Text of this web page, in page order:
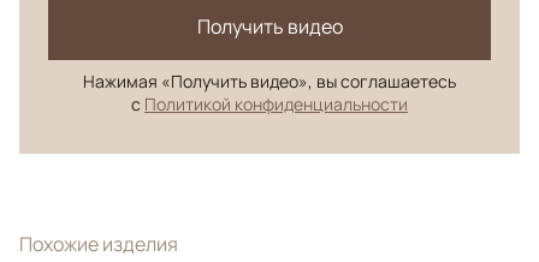
Получить видео
Нажимая «Получить видео», вы соглашаетесь
с Политикой конфиденциальности
Похожие изделия